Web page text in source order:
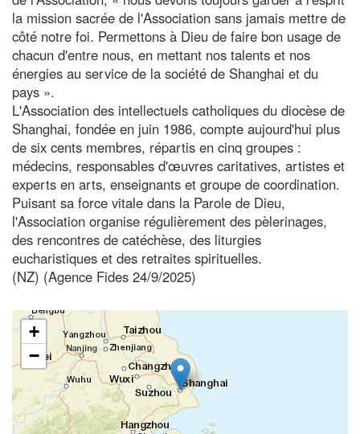
la mission sacrée de l'Association sans jamais mettre de
côté notre foi. Permettons à Dieu de faire bon usage de
chacun d'entre nous, en mettant nos talents et nos
énergies au service de la société de Shanghai et du
pays ».
L'Association des intellectuels catholiques du diocèse de
Shanghai, fondée en juin 1986, compte aujourd'hui plus
de six cents membres, répartis en cinq groupes :
médecins, responsables d'œuvres caritatives, artistes et
experts en arts, enseignants et groupe de coordination.
Puisant sa force vitale dans la Parole de Dieu,
l'Association organise régulièrement des pèlerinages,
des rencontres de catéchèse, des liturgies
eucharistiques et des retraites spirituelles.
(NZ) (Agence Fides 24/9/2025)
+
−